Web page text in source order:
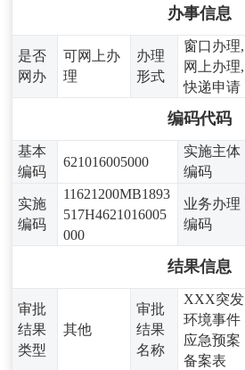
办事信息
是否
网办
可网上办
理
办理
形式
窗口办理,
网上办理,
快递申请
编码代码
基本
编码
621016005000
实施主体
编码
实施
编码
11621200MB1893
517H4621016005
000
业务办理
编码
结果信息
审批
结果
类型
其他
审批
结果
名称
XXX突发
环境事件
应急预案
备案表